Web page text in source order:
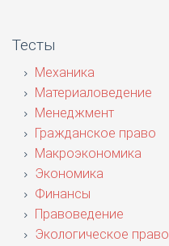
Тесты
Механика
Материаловедение
Менеджмент
Гражданское право
Макроэкономика
Экономика
Финансы
Правоведение
Экологическое право